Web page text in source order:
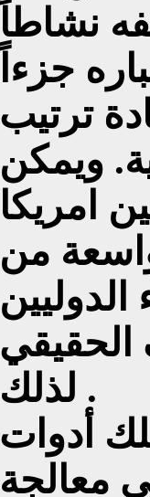
نشاطاً
جزءاً
ترتيب
ويمكن
امريكا
من
الحقيقي
لذلك .
أدوات
معالجة